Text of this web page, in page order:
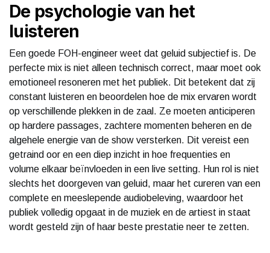
De psychologie van het
luisteren
Een goede FOH-engineer weet dat geluid subjectief is. De
perfecte mix is niet alleen technisch correct, maar moet ook
emotioneel resoneren met het publiek. Dit betekent dat zij
constant luisteren en beoordelen hoe de mix ervaren wordt
op verschillende plekken in de zaal. Ze moeten anticiperen
op hardere passages, zachtere momenten beheren en de
algehele energie van de show versterken. Dit vereist een
getraind oor en een diep inzicht in hoe frequenties en
volume elkaar beïnvloeden in een live setting. Hun rol is niet
slechts het doorgeven van geluid, maar het cureren van een
complete en meeslepende audiobeleving, waardoor het
publiek volledig opgaat in de muziek en de artiest in staat
wordt gesteld zijn of haar beste prestatie neer te zetten.